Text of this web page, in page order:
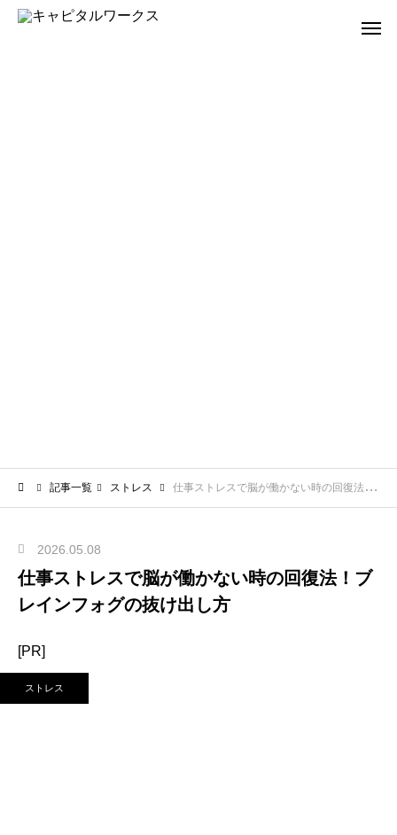
記事一覧 ストレス 仕事ストレスで脳が働かない時の回復法！ブレインフォグの抜け出し方
2026.05.08
仕事ストレスで脳が働かない時の回復法！ブ
レインフォグの抜け出し方
[PR]
ストレス